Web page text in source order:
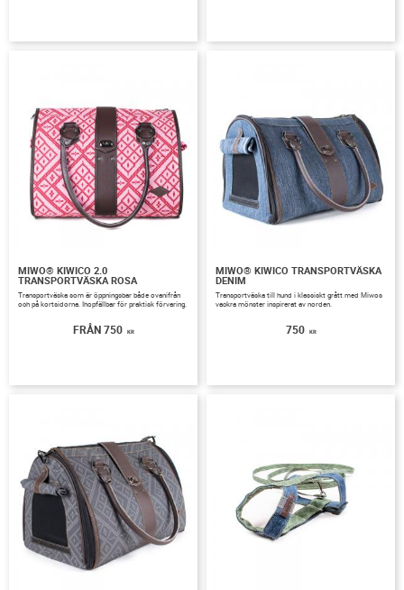
MIWO® KIWICO 2.0
TRANSPORTVÄSKA ROSA
Transportväska som är öppningsbar både ovanifrån
och på kortsidorna. Ihopfällbar för praktisk förvaring.
750 KR
MIWO® KIWICO TRANSPORTVÄSKA
DENIM
Transportväska till hund i klassiskt grått med Miwos
vackra mönster inspirerat av norden.
750 KR